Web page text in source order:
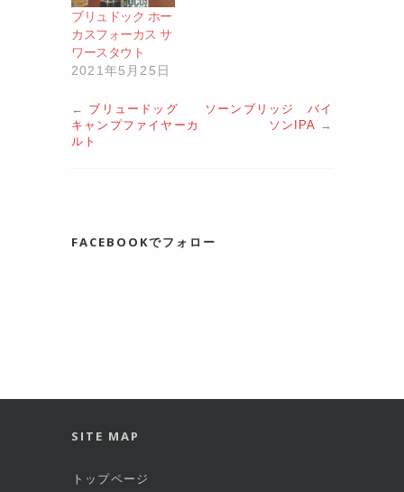
ブリュドック ホー
カスフォーカス サ
ワースタウト
2021年5月25日
← ブリュードッグ
キャンプファイヤーカ
ルト
ソーンブリッジ バイ
ソンIPA →
FACEBOOKでフォロー
SITE MAP
トップページ